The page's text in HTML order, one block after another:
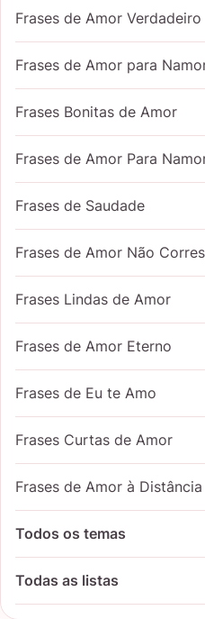
Frases de Amor Verdadeiro
Frases de Amor para
Frases Bonitas de Amor
Frases de Amor Para
Frases de Saudade
Frases de Amor Não
Frases Lindas de Amor
Frases de Amor Eterno
Frases de Eu te Amo
Frases Curtas de Amor
Frases de Amor à Distância
Todos os temas
Todas as listas